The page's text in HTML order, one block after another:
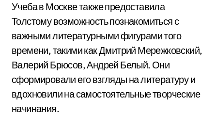
Учеба в Москве также предоставила
Толстому возможность познакомиться с
важными литературными фигурами того
времени, такими как Дмитрий Мережковский,
Валерий Брюсов, Андрей Белый. Они
сформировали его взгляды на литературу и
вдохновили на самостоятельные творческие
начинания.